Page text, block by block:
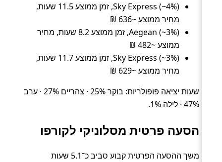
Sky Express (~4%), זמן ממוצע 11.5 שעות,
מחיר ממוצע ~636 ₪
Aegean (~3%), זמן ממוצע 8.2 שעות, מחיר
ממוצע ~482 ₪
Sky Express (~3%), זמן ממוצע 11.7 שעות,
מחיר ממוצע ~629 ₪
שעות יציאה פופולריות: בוקר 25% · צהריים 27% · ערב
47% · לילה 1%.
הסעה פרטית מסלוניקי לקורפו
משך ההסעה הפרטית קבוע סביב כ־5.1 שעות